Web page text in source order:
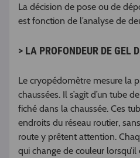
La décision de pose ou de
est fonction de l’analyse de
> LA PROFONDEUR DE GEL
Le cryopédomètre mesure la
chaussées. Il s’agit d’un tube
fiché dans la chaussée. Ces
endroits du réseau routier,
route y prêtent attention.
qui change de couleur